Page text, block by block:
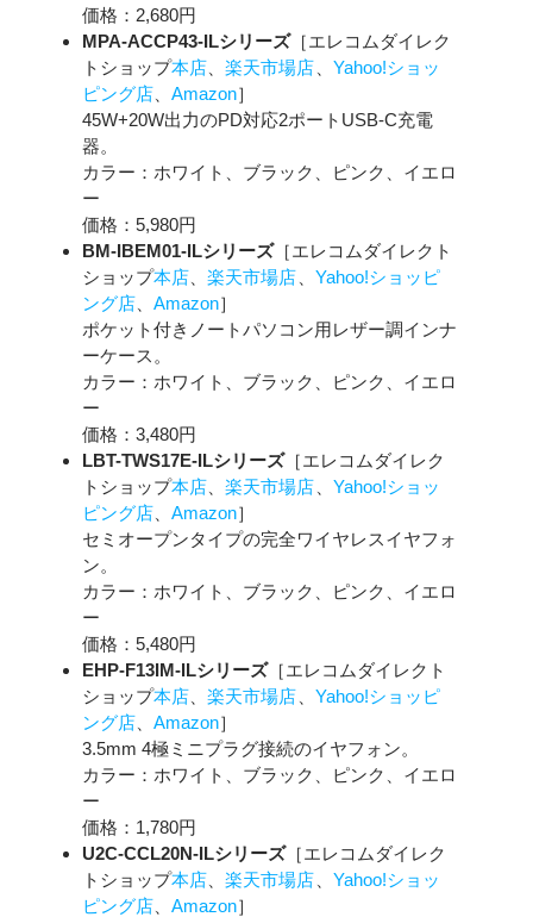
価格：2,680円
MPA-ACCP43-ILシリーズ［エレコムダイレク
トショップ本店 楽天市場店
Yahoo!ショッ
ピング店
Amazon］
45W+20W出力のPD対応2ポートUSB-C充電
器。
カラー：ホワイト、ブラック、ピンク、イエロ
ー
価格：5,980円
BM-IBEM01-ILシリーズ［エレコムダイレクト
ショップ本店 楽天市場店
Yahoo!ショッピ
ング店
Amazon］
ポケット付きノートパソコン用レザー調インナ
ーケース。
カラー：ホワイト、ブラック、ピンク、イエロ
ー
価格：3,480円
LBT-TWS17E-ILシリーズ［エレコムダイレク
トショップ本店 楽天市場店
Yahoo!ショッ
ピング店
Amazon］
セミオープンタイプの完全ワイヤレスイヤフォ
ン。
カラー：ホワイト、ブラック、ピンク、イエロ
ー
価格：5,480円
EHP-F13IM-ILシリーズ［エレコムダイレクト
ショップ本店 楽天市場店
Yahoo!ショッピ
ング店
Amazon］
3.5mm 4極ミニプラグ接続のイヤフォン。
カラー：ホワイト、ブラック、ピンク、イエロ
ー
価格：1,780円
U2C-CCL20N-ILシリーズ［エレコムダイレク
トショップ本店 楽天市場店
Yahoo!ショッ
ピング店
Amazon］